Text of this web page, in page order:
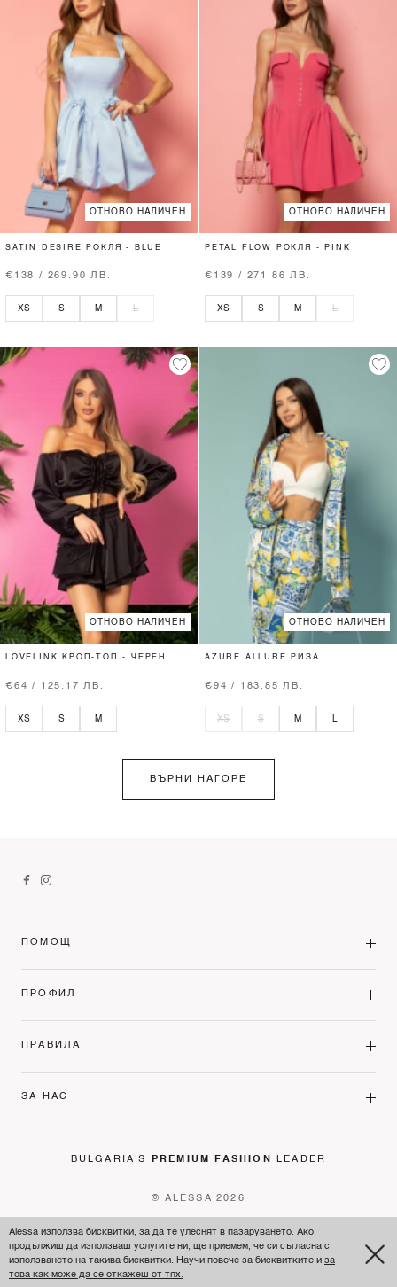
ОТНОВО НАЛИЧЕН
SATIN DESIRE РОКЛЯ - BLUE
€138 / 269.90 ЛВ.
XS S M L
ОТНОВО НАЛИЧЕН
PETAL FLOW РОКЛЯ - PINK
€139 / 271.86 ЛВ.
XS S M L
ОТНОВО НАЛИЧЕН
LOVELINK КРОП-ТОП - ЧЕРЕН
€64 / 125.17 ЛВ.
XS S M
ОТНОВО НАЛИЧЕН
AZURE ALLURE РИЗА
€94 / 183.85 ЛВ.
XS S M
ВЪРНИ НАГОРЕ
Alessa използва бисквитки, за да те улеснят в пазаруването. Ако
продължиш да използваш услугите ни, ще приемем, че си съгласна с
използването на такива бисквитки. Научи повече за бисквитките и за
това как може да се откажеш от тях.
ПОМОЩ
ПРОФИЛ
ПРАВИЛА
ЗА НАС
BULGARIA'S PREMIUM FASHION LEADER
© ALESSA 2026